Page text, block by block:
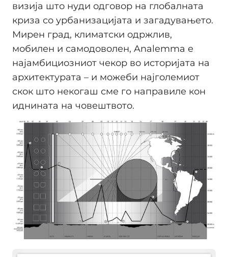
визија што нуди одговор на глобалната
криза со урбанизацијата и загадувањето.
Мирен град, климатски одржлив,
мобилен и самодоволен, Analemma е
најамбициозниот чекор во историјата на
архитектурата – и можеби најголемиот
скок што некогаш сме го направиле кон
иднината на човештвото.